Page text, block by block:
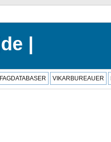
FAGDATABASER VIKARBUREAUER